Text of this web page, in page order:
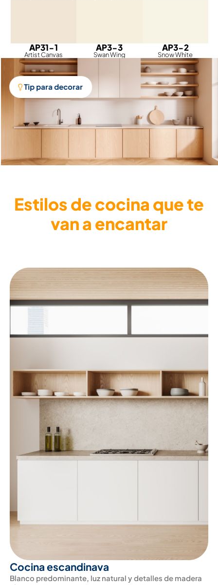
AP31-1
Artist Canvas
AP3-3
Swan Wing
AP3-2
Snow White
Tip para decorar
Estilos de cocina que te
van a encantar
Cocina escandinava
Blanco predominante, luz natural y detalles de madera